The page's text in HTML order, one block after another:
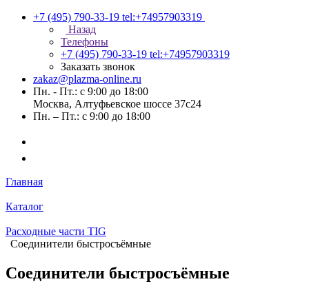
+7 (495) 790-33-19 tel:+74957903319
Назад
Телефоны
+7 (495) 790-33-19 tel:+74957903319
Заказать звонок
zakaz@plazma-online.ru
Пн. - Пт.: с 9:00 до 18:00
Москва, Алтуфьевское шоссе 37с24
Пн. – Пт.: с 9:00 до 18:00
Главная
Каталог
Расходные части TIG
Соединители быстросъёмные
Соединители быстросъёмные